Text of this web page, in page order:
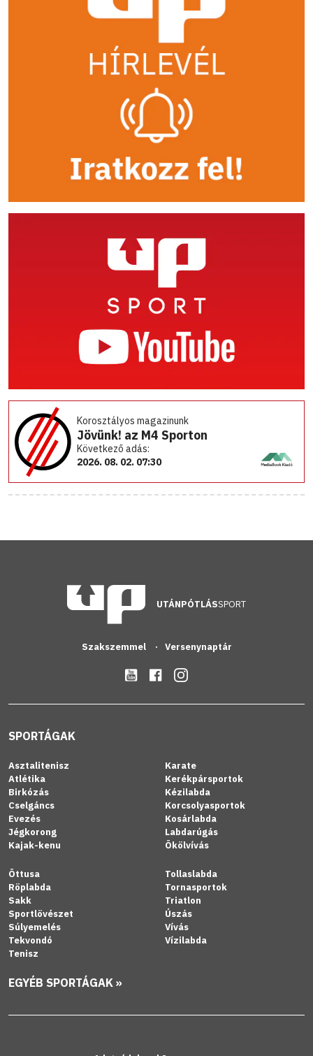
Korosztályos magazinunk
Jövünk! az M4 Sporton
Következő adás:
2026. 08. 02. 07:30
UTÁNPÓTLÁSSPORT
Szakszemmel Versenynaptár
SPORTÁGAK
Asztalitenisz
Atlétika
Birkózás
Cselgáncs
Evezés
Jégkorong
Kajak-kenu
Karate
Kerékpársportok
Kézilabda
Korcsolyasportok
Kosárlabda
Labdarúgás
Ökölvívás
Öttusa
Röplabda
Sakk
Sportlövészet
Súlyemelés
Tekvondó
Tenisz
Tollaslabda
Tornasportok
Triatlon
Úszás
Vívás
Vízilabda
EGYÉB SPORTÁGAK »